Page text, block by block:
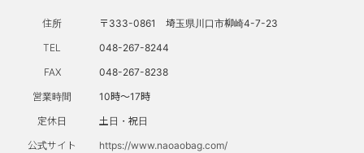
住所
〒333-0861 埼玉県川口市柳崎4-7-23
TEL
048-267-8244
FAX
048-267-8238
営業時間
10時～17時
定休日
土日・祝日
公式サイト
https://www.naoaobag.com/